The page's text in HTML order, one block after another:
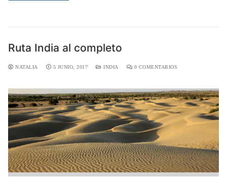
Ruta India al completo
NATALIA 5 JUNIO, 2017 INDIA 0 COMENTARIOS